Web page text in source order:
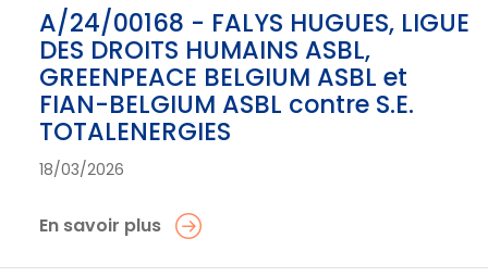
A/24/00168 - FALYS HUGUES, LIGUE
DES DROITS HUMAINS ASBL,
GREENPEACE BELGIUM ASBL et
FIAN-BELGIUM ASBL contre S.E.
TOTALENERGIES
18/03/2026
En savoir plus